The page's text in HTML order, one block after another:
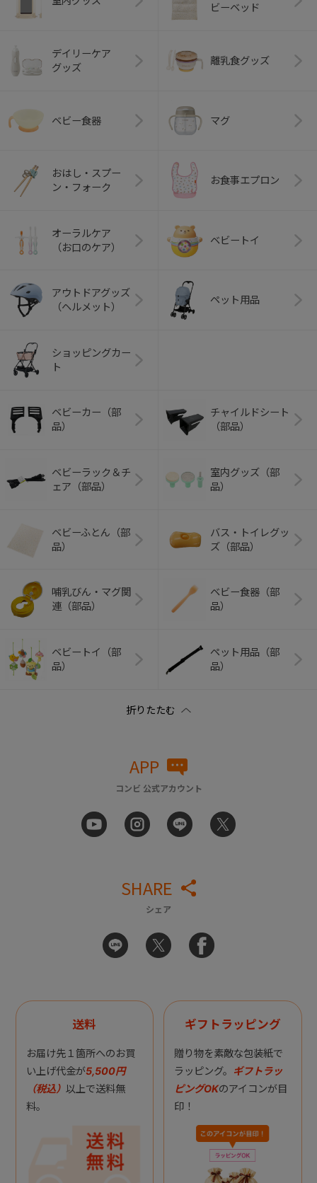
ビーベッド
デイリーケア
グッズ
離乳食グッズ
ベビー食器 マグ
おはし・スプー
ン・フォーク
お食事エプロン
オーラルケア
（お口のケア）
ベビートイ
アウトドアグッズ
（ヘルメット）
ペット用品
ショッピングカー
ト
ベビーカー（部
品）
チャイルドシート
（部品）
ベビーラック＆チ
ェア（部品）
室内グッズ（部
品）
ベビーふとん（部
品）
バス・トイレグッ
ズ（部品）
哺乳びん・マグ関
連（部品）
ベビー食器（部
品）
ベビートイ（部
品）
ペット用品（部
品）
APP
コンビ 公式アカウント
SHARE
シェア
送料
お届け先１箇所へのお買
い上げ代金が5,500円
（税込） 以上で送料無
料。
ギフトラッピング
贈り物を素敵な包装紙で
ラッピング。 ギフトラッ
ピングOKのアイコンが目
印！